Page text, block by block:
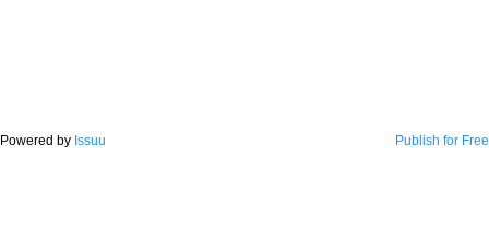
Powered by Issuu Publish for Free